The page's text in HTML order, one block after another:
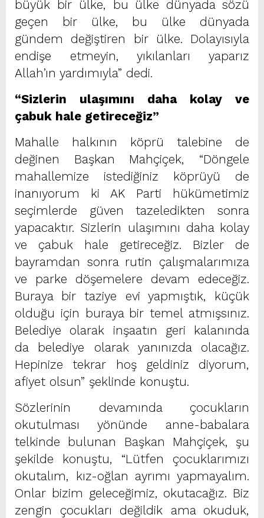
büyük bir ülke, bu ülke dünyada sözü
geçen bir ülke, bu ülke dünyada
gündem değiştiren bir ülke. Dolayısıyla
endişe etmeyin, yıkılanları yaparız
Allah’ın yardımıyla” dedi.
“Sizlerin ulaşımını daha kolay ve
çabuk hale getireceğiz”
Mahalle halkının köprü talebine de
değinen Başkan Mahçiçek, “Döngele
mahallemize istediğiniz köprüyü de
inanıyorum ki AK Parti hükümetimiz
seçimlerde güven tazeledikten sonra
yapacaktır. Sizlerin ulaşımını daha kolay
ve çabuk hale getireceğiz. Bizler de
bayramdan sonra rutin çalışmalarımıza
ve parke döşemelere devam edeceğiz.
Buraya bir taziye evi yapmıştık, küçük
olduğu için buraya bir temel atmışsınız.
Belediye olarak inşaatın geri kalanında
da belediye olarak yanınızda olacağız.
Hepinize tekrar hoş geldiniz diyorum,
afiyet olsun” şeklinde konuştu.
Sözlerinin devamında çocukların
okutulması yönünde anne-babalara
telkinde bulunan Başkan Mahçiçek, şu
şekilde konuştu, “Lütfen çocuklarımızı
okutalım, kız-oğlan ayrımı yapmayalım.
Onlar bizim geleceğimiz, okutacağız. Biz
zengin çocukları değildik ama okuduk,